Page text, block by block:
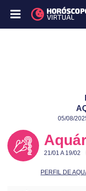
Publicado:
05/08/
05/08/
05/08/
21/01 A 19/02
PERFIL DE